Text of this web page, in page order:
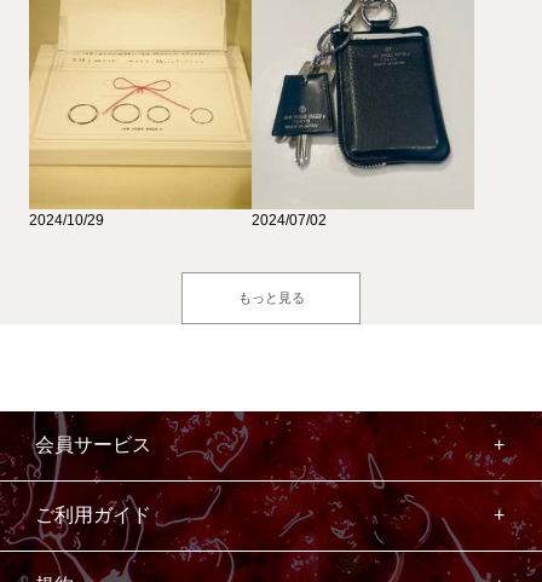
2024/10/29 2024/07/02
もっと見る
会員サービス
ご利用ガイド